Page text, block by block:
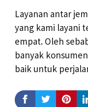
Layanan antar
yang kami layani
empat. Oleh
banyak
baik untuk